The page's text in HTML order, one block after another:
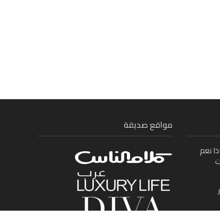
مواقع صديقة
نعم